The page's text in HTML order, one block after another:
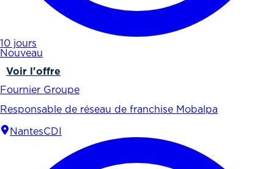
10 jours
Nouveau
Voir l'offre
Fournier Groupe
Responsable de réseau de franchise Mobalpa
NantesCDI